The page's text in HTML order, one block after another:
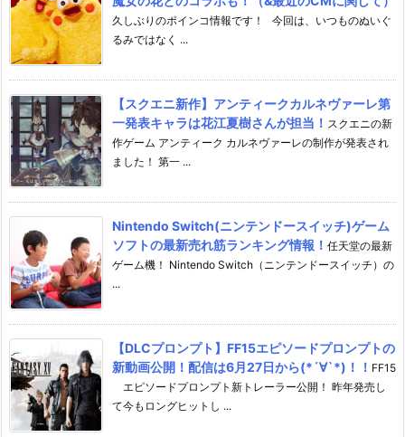
久しぶりのポインコ情報です！ 今回は、いつものぬいぐ
るみではなく ...
【スクエニ新作】アンティークカルネヴァーレ第
一発表キャラは花江夏樹さんが担当！ スクエニの新
作ゲーム アンティーク カルネヴァーレの制作が発表され
ました！ 第一 ...
Nintendo Switch(ニンテンドースイッチ)ゲーム
ソフトの最新売れ筋ランキング情報！ 任天堂の最新
ゲーム機！ Nintendo Switch（ニンテンドースイッチ）の
...
【DLCプロンプト】FF15エピソードプロンプトの
新動画公開！配信は6月27日から(*´∀`*)！！ FF15
エピソードプロンプト新トレーラー公開！ 昨年発売し
て今もロングヒットし ...